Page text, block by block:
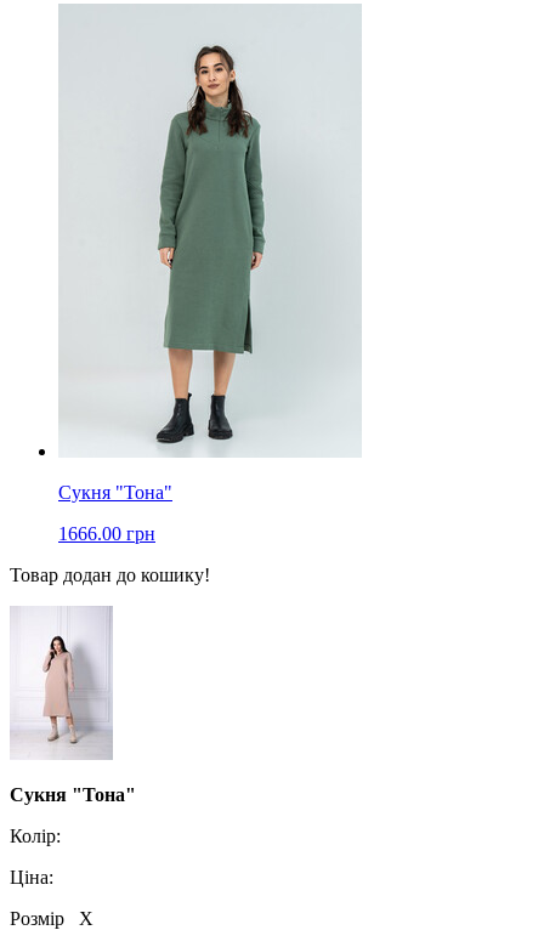
Сукня "Тона"
1666.00 грн
Товар додан до кошику!
Сукня "Тона"
Колір:
Ціна:
Розмір
X